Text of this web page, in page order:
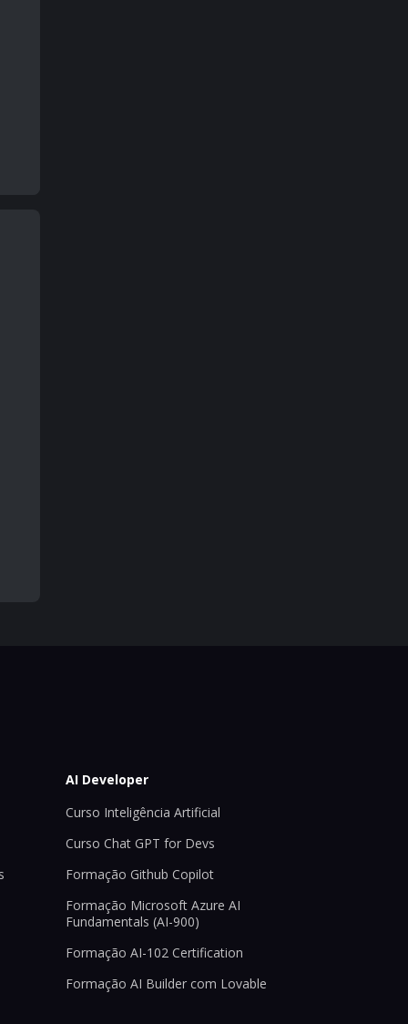
AI Developer
Curso Inteligência Artificial
Curso Chat GPT for Devs
Formação Github Copilot
Formação Microsoft Azure AI
Fundamentals (AI-900)
Formação AI-102 Certification
Formação AI Builder com Lovable